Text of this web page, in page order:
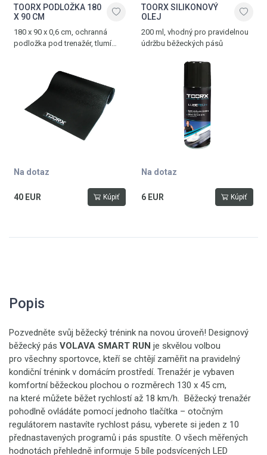
TOORX PODLOŽKA 180
X 90 CM
180 x 90 x 0,6 cm, ochranná
podložka pod trenažér, tlumí
Na dotaz
40 EUR Kúpiť
TOORX SILIKONOVÝ
OLEJ
200 ml, vhodný pro pravidelnou
údržbu běžeckých pásů
Na dotaz
6 EUR Kúpiť
Popis
Pozvedněte svůj běžecký trénink na novou úroveň! Designový
běžecký pás VOLAVA SMART RUN je skvělou volbou
pro všechny sportovce, kteří se chtějí zaměřit na pravidelný
kondiční trénink v domácím prostředí. Trenažér je vybaven
komfortní běžeckou plochou o rozměrech 130 x 45 cm,
na které můžete běžet rychlostí až 18 km/h. Běžecký trenažér
pohodlně ovládáte pomocí jednoho tlačítka – otočným
regulátorem nastavíte rychlost pásu, vyberete si jeden z 10
přednastavených programů i pás spustíte. O všech měřených
hodnotách přehledně informuje 5 bíle podsvícených LED